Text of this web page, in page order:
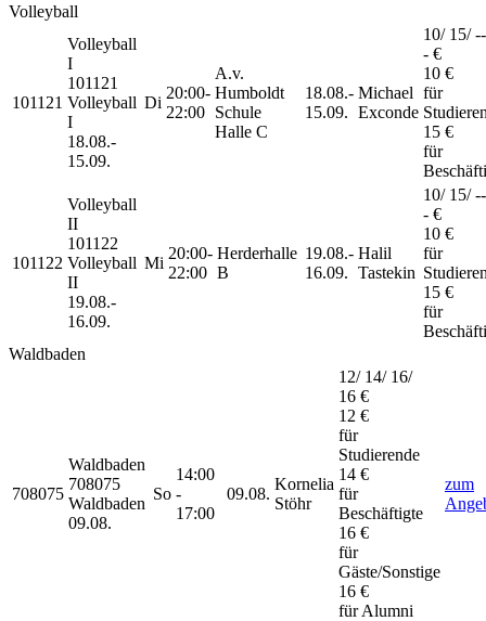
Volleyball
101121
Volleyball
I
101121
Volleyball
I
18.08.-
15.09.
Di
20:00-
22:00
A.v.
Humboldt
Schule
Halle C
18.08.-
15.09.
Michael
Exconde
10/ 15/
- €
10 €
für
15 €
für
101122
Volleyball
II
101122
Volleyball
II
19.08.-
16.09.
Mi
20:00-
22:00
Herderhalle
B
19.08.-
16.09.
Halil
Tastekin
10/ 15/
- €
10 €
für
15 €
für
Waldbaden
708075
Waldbaden
708075
Waldbaden
09.08.
So
14:00
-
17:00
09.08.
Kornelia
Stöhr
12/ 14/ 16/
16 €
12 €
für
Studierende
14 €
für
Beschäftigte
16 €
für
Gäste/Sonstige
16 €
für Alumni
zum